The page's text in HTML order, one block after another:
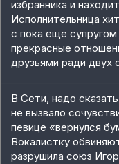
избранника и
Исполнительница
с пока еще
прекрасные
друзьями ради двух
В Сети, надо
не вызвало
певице «вернулся
Вокалистку
разрушила союз